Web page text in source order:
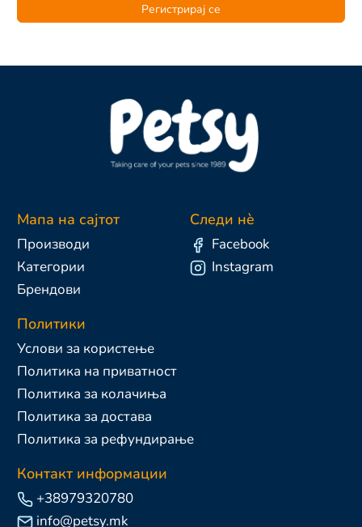
Регистрирај се
Мапа на сајтот
Производи
Категории
Брендови
Политики
Услови за користење
Политика на приватност
Политика за колачиња
Политика за достава
Политика за рефундирање
Контакт информации
+38979320780
info@petsy.mk
Следи нè
Facebook
Instagram